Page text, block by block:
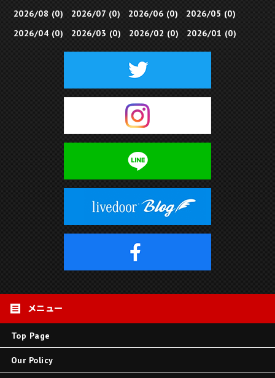
2026/08 (0)
2026/07 (0) 2026/06 (0)
2026/05 (0)
2026/04 (0)
2026/03 (0) 2026/02 (0) 2026/01 (0)
Top Page
Our Policy